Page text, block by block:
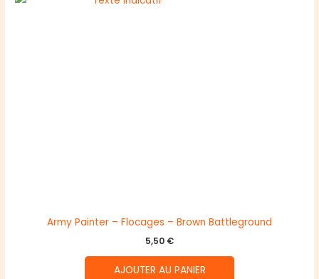
Army Painter – Flocages – Brown Battleground
5,50 €
AJOUTER AU PANIER